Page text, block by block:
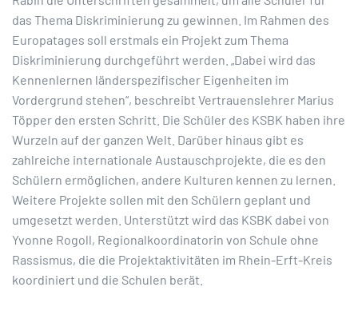
das Thema Diskriminierung zu gewinnen. Im Rahmen des
Europatages soll erstmals ein Projekt zum Thema
Diskriminierung durchgeführt werden. „Dabei wird das
Kennenlernen länderspezifischer Eigenheiten im
Vordergrund stehen“, beschreibt Vertrauenslehrer Marius
Töpper den ersten Schritt. Die Schüler des KSBK haben ihre
Wurzeln auf der ganzen Welt. Darüber hinaus gibt es
zahlreiche internationale Austauschprojekte, die es den
Schülern ermöglichen, andere Kulturen kennen zu lernen.
Weitere Projekte sollen mit den Schülern geplant und
umgesetzt werden. Unterstützt wird das KSBK dabei von
Yvonne Rogoll, Regionalkoordinatorin von Schule ohne
Rassismus, die die Projektaktivitäten im Rhein-Erft-Kreis
koordiniert und die Schulen berät.